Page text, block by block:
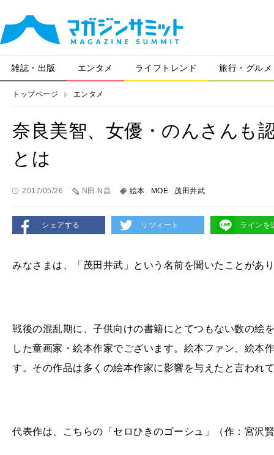
雑誌・出版 エンタメ ライフトレンド 旅行・グルメ
トップページ エンタメ
奈良美智、女優・のんさんも
とは
2017/05/26 N田 N昌 絵本 MOE 茂田井武
シェアする リツィート ラインを
みなさまは、「茂田井武」という名前を聞いたことがあ
戦後の混乱期に、子供向けの書籍にとてつもない数の絵
した童画家・絵本作家でございます。絵本ファン、絵本
す。その作品は多くの絵本作家に影響を与えたと言われ
代表作は、こちらの「セロひきのゴーシュ」（作：宮沢